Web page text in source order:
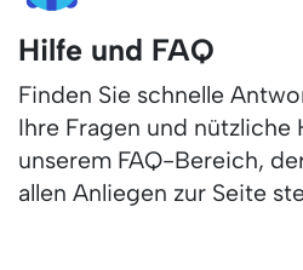
Hilfe und FAQ
Finden Sie schnelle
Ihre Fragen und nützliche
unserem FAQ-Bereich,
allen Anliegen zur Seite